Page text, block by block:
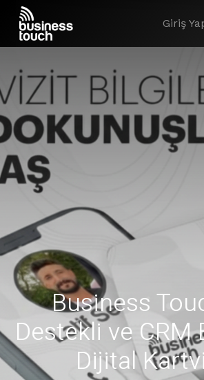
Giriş
Business
Destekli ve CRM
Dijital